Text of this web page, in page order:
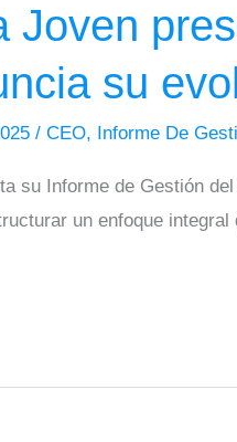
Joven
su
/ CEO, Informe De
su Informe de Gestión
un enfoque